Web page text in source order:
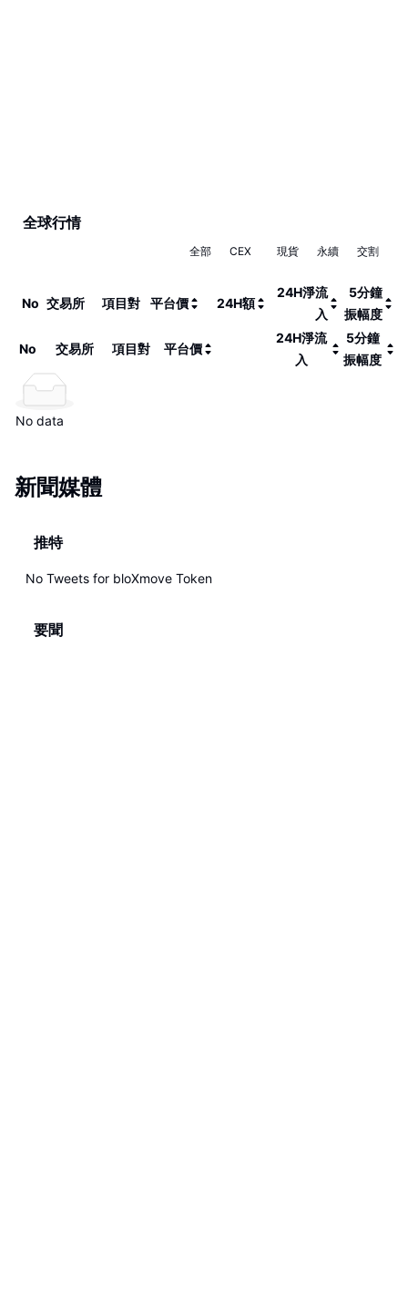
全球行情
全部 CEX 現貨 永續 交割
No 交易所 項目對 平台價 24H額
24H淨流
入
5分鐘
振幅度
No 交易所 項目對 平台價
24H淨流
入
5分鐘
振幅度
No data
新聞媒體
推特
No Tweets for bloXmove Token
要聞